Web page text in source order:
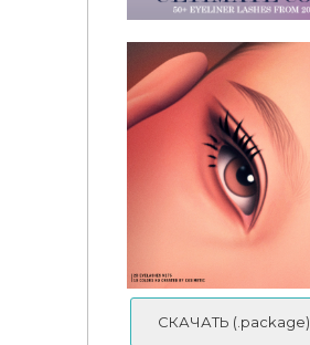
СКАЧАТЬ (.package)